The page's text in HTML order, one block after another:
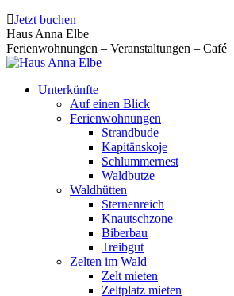
Zum
Inhalt
springen
Jetzt buchen
Haus Anna Elbe
Ferienwohnungen – Veranstaltungen – Café
Unterkünfte
Auf einen Blick
Ferienwohnungen
Strandbude
Kapitänskoje
Schlummernest
Waldbutze
Waldhütten
Sternenreich
Knautschzone
Biberbau
Treibgut
Zelten im Wald
Zelt mieten
Zeltplatz mieten